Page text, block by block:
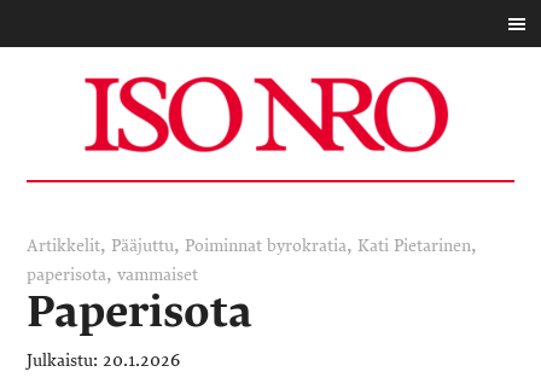
Artikkelit, Pääjuttu, Poiminnat byrokratia, Kati Pietarinen,
paperisota,vammaiset
Paperisota
20.1.2026